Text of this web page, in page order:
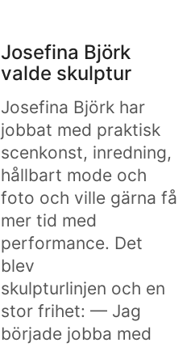
Josefina Björk
valde skulptur
Josefina Björk har
jobbat med praktisk
scenkonst, inredning,
hållbart mode och
foto och ville gärna få
mer tid med
performance. Det
blev
skulpturlinjen och en
stor frihet: — Jag
började jobba med